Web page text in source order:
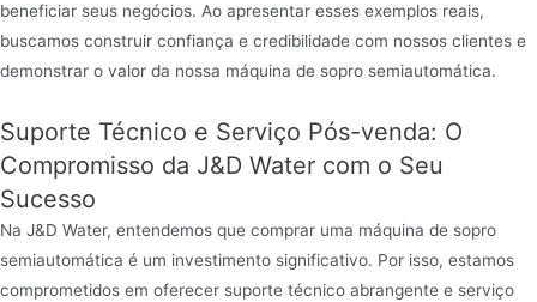
beneficiar seus negócios. Ao apresentar esses exemplos reais,
buscamos construir confiança e credibilidade com nossos clientes e
demonstrar o valor da nossa máquina de sopro semiautomática.
Suporte Técnico e Serviço Pós-venda: O
Compromisso da J&D Water com o Seu
Sucesso
Na J&D Water, entendemos que comprar uma máquina de sopro
semiautomática é um investimento significativo. Por isso, estamos
comprometidos em oferecer suporte técnico abrangente e serviço